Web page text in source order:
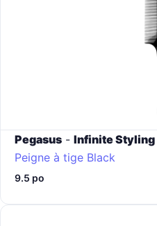
Pegasus - Infinite Styling
Peigne à tige Black
9.5 po